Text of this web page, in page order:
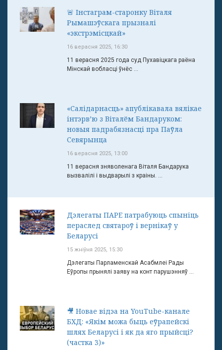
🚨 Інстаграм-старонку Віталя
Рымашэўскага прызналі
«экстрэмісцкай»
16 верасня 2025, 16:30
11 верасня 2025 года суд Пухавіцкага раёна
Мінскай вобласці ўнёс ...
«Салідарнасць» апублікавала вялікае
інтэрв’ю з Віталём Бандаруком:
новыя падрабязнасці пра Паўла
Севярынца
16 верасня 2025, 13:00
11 верасня зняволенага Віталя Бандарука
вызвалілі і выдварылі з краіны. ...
Дэлегаты ПАРЕ патрабуюць спыніць
пераслед святароў і вернікаў у
Беларусі
15 жніўня 2025, 15:30
Дэлегаты Парламенскай Асабмлеі Рады
Еўропы прынялі заяву на конт парушэнняў ...
🎥 Новае відэа на YouTube-канале
БХД: «Якім можа быць еўрапейскі
шлях Беларусі і як да яго прыйсці?
(частка 3)»